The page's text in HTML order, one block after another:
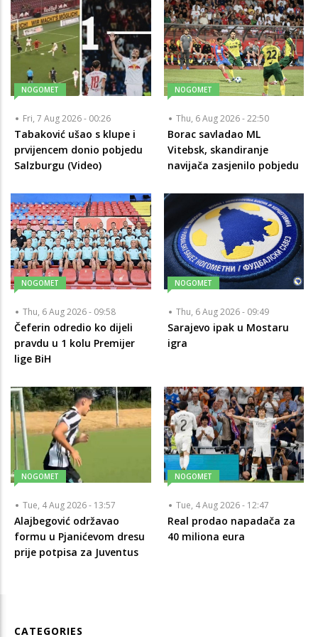
NOGOMET
Fri, 7 Aug 2026 - 00:26
Tabaković ušao s klupe i
prvijencem donio pobjedu
Salzburgu (Video)
NOGOMET
Thu, 6 Aug 2026 - 22:50
Borac savladao ML
Vitebsk, skandiranje
navijača zasjenilo pobjedu
NOGOMET
Thu, 6 Aug 2026 - 09:58
Čeferin odredio ko dijeli
pravdu u 1 kolu Premijer
lige BiH
NOGOMET
Thu, 6 Aug 2026 - 09:49
Sarajevo ipak u Mostaru
igra
NOGOMET
Tue, 4 Aug 2026 - 13:57
Alajbegović održavao
formu u Pjanićevom dresu
prije potpisa za Juventus
NOGOMET
Tue, 4 Aug 2026 - 12:47
Real prodao napadača za
40 miliona eura
CATEGORIES